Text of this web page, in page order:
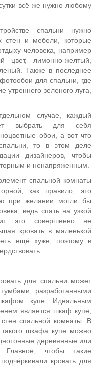
всё же нужно любому
спальни нужно
стен и мебели, которые
человека, например
цвет, лимонно-желтый,
Также в последнее
для спальни, где
утреннего зеленого луга,
случае, каждый
выбрать для себя
обои, а вот что
то в этом деле
дизайнеров, чтобы
и ненапряженным.
спальной комнаты
как правило, это
при желании могли бы
ведь спать на узкой
это совершенно не
кровать в маленькой
ещё хуже, поэтому в
для спальни может
разработанными
купе. Идеальным
является шкаф купе,
спальной комнаты. В
шкафа купе можно
деревянные или
Главное, чтобы такие
кровать для